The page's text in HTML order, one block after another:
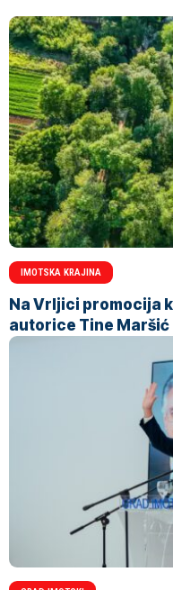
IMOTSKA KRAJINA
Na Vrljici promocija
autorice Tine Maršić